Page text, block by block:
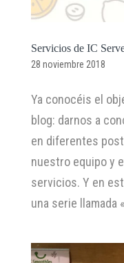
Servicios de IC
28 noviembre 2018
Ya conocéis el
blog: darnos a
en diferentes
nuestro equipo y
servicios. Y en
una serie llamada